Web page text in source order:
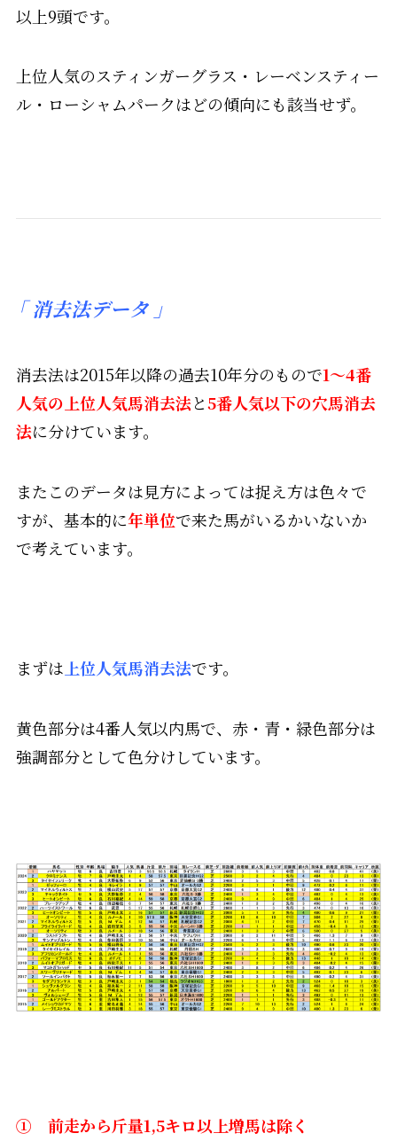
以上9頭です。
上位人気のスティンガーグラス・レーベンスティー
ル・ローシャムパークはどの傾向にも該当せず。
「消去法データ 」
消去法は2015年以降の過去10年分のもので1～4番
人気の 上位人気馬消去法と5番人気以下の穴馬消去
法に分けています。
またこのデータは見方によっては捉え方は色々で
すが、基本的に年単位で来た馬がいるかいないか
で考えています。
まずは 上位人気馬消去法です。
黄色部分は4番人気以内馬で、赤・青・緑色部分は
強調部分として色分けしています。
① 前走から斤量1,5キロ以上増馬は除く